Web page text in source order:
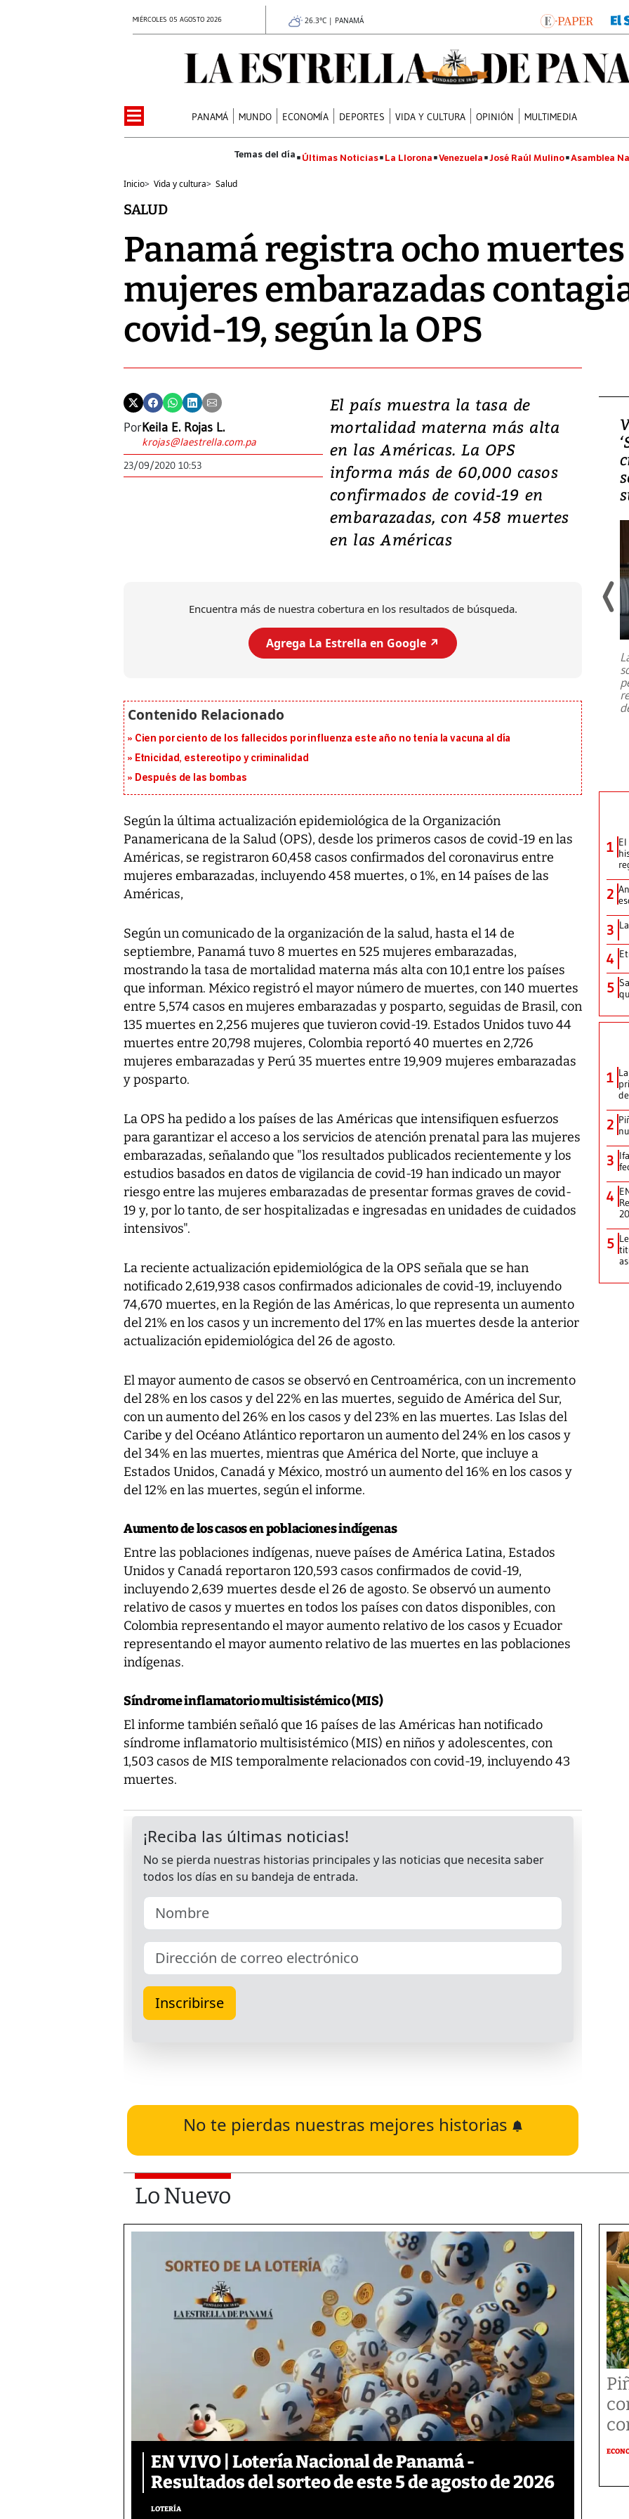
MIÉRCOLES 05 AGOSTO 2026 26.3°C | PANAMÁ
PANAMÁ MUNDO ECONOMÍA DEPORTES VIDA Y CULTURA OPINIÓN MULTIMEDIA
Últimas Noticias La Llorona Venezuela José Raúl Mulino Asamblea
Inicio> Vida y cultura> Salud
SALUD
Panamá registra ocho muertes
mujeres embarazadas
covid-19, según la OPS
PorKeila E. Rojas L.
krojas@laestrella.com.pa
23/09/2020 10:53
El país muestra la tasa de
mortalidad materna más alta
en las Américas. La OPS
informa más de 60,000 casos
confirmados de covid-19 en
embarazadas, con 458 muertes
en las Américas
Encuentra más de nuestra cobertura en los resultados de búsqueda.
Agrega La Estrella en Google ↗️
Cien por ciento de los fallecidos por influenza este año no tenía la vacuna al día
Etnicidad, estereotipo y criminalidad
Después de las bombas
Según la última actualización epidemiológica de la Organización
Panamericana de la Salud (OPS), desde los primeros casos de covid-19 en las
Américas, se registraron 60,458 casos confirmados del coronavirus entre
mujeres embarazadas, incluyendo 458 muertes, o 1%, en 14 países de las
Américas,
Según un comunicado de la organización de la salud, hasta el 14 de
septiembre, Panamá tuvo 8 muertes en 525 mujeres embarazadas,
mostrando la tasa de mortalidad materna más alta con 10,1 entre los países
que informan. México registró el mayor número de muertes, con 140 muertes
entre 5,574 casos en mujeres embarazadas y posparto, seguidas de Brasil, con
135 muertes en 2,256 mujeres que tuvieron covid-19. Estados Unidos tuvo 44
muertes entre 20,798 mujeres, Colombia reportó 40 muertes en 2,726
mujeres embarazadas y Perú 35 muertes entre 19,909 mujeres embarazadas
y posparto.
La OPS ha pedido a los países de las Américas que intensifiquen esfuerzos
para garantizar el acceso a los servicios de atención prenatal para las mujeres
embarazadas, señalando que "los resultados publicados recientemente y los
estudios basados en datos de vigilancia de covid-19 han indicado un mayor
riesgo entre las mujeres embarazadas de presentar formas graves de covid-
19 y, por lo tanto, de ser hospitalizadas e ingresadas en unidades de cuidados
intensivos".
La reciente actualización epidemiológica de la OPS señala que se han
notificado 2,619,938 casos confirmados adicionales de covid-19, incluyendo
74,670 muertes, en la Región de las Américas, lo que representa un aumento
del 21% en los casos y un incremento del 17% en las muertes desde la anterior
actualización epidemiológica del 26 de agosto.
El mayor aumento de casos se observó en Centroamérica, con un incremento
del 28% en los casos y del 22% en las muertes, seguido de América del Sur,
con un aumento del 26% en los casos y del 23% en las muertes. Las Islas del
Caribe y del Océano Atlántico reportaron un aumento del 24% en los casos y
del 34% en las muertes, mientras que América del Norte, que incluye a
Estados Unidos, Canadá y México, mostró un aumento del 16% en los casos y
del 12% en las muertes, según el informe.
Aumento de los casos en poblaciones indígenas
Entre las poblaciones indígenas, nueve países de América Latina, Estados
Unidos y Canadá reportaron 120,593 casos confirmados de covid-19,
incluyendo 2,639 muertes desde el 26 de agosto. Se observó un aumento
relativo de casos y muertes en todos los países con datos disponibles, con
Colombia representando el mayor aumento relativo de los casos y Ecuador
representando el mayor aumento relativo de las muertes en las poblaciones
indígenas.
Síndrome inflamatorio multisistémico (MIS)
El informe también señaló que 16 países de las Américas han notificado
síndrome inflamatorio multisistémico (MIS) en niños y adolescentes, con
1,503 casos de MIS temporalmente relacionados con covid-19, incluyendo 43
muertes.
No te pierdas nuestras mejores historias
Video, Japón: Terremoto
deja heridos y graves
daños en Kumamoto
7,1 se registró este martes 28 de
julio en la prefectura de Kumamoto,
al sur de Japón, provocando una
1
2
3
4
5
1
2
3
4
5
Lo Nuevo
EN VIVO | Lotería Nacional de Panamá -
Resultados del sorteo de este 5 de agosto de 2026
LOTERÍA